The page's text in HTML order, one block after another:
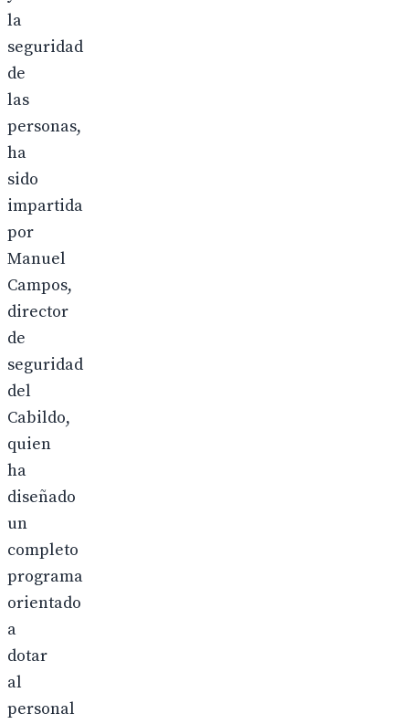
la
seguridad
de
las
personas,
ha
sido
impartida
por
Manuel
Campos,
director
de
seguridad
del
Cabildo,
quien
ha
diseñado
un
completo
programa
orientado
a
dotar
al
personal